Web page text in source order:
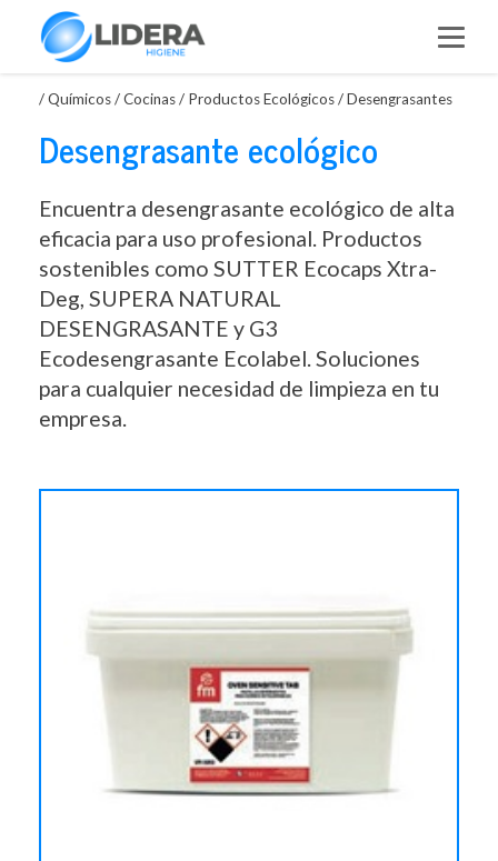
/Químicos/Cocinas/ Productos Ecológicos/Desengrasantes
Desengrasante ecológico
Encuentra desengrasante ecológico de alta
eficacia para uso profesional. Productos
sostenibles como SUTTER Ecocaps Xtra-
Deg, SUPERA NATURAL
DESENGRASANTE y G3
Ecodesengrasante Ecolabel. Soluciones
para cualquier necesidad de limpieza en tu
empresa.